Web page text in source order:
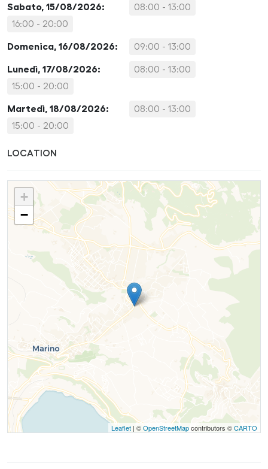
Sabato, 15/08/2026:
08:00 - 13:00
16:00 - 20:00
Domenica, 16/08/2026: 09:00 - 13:00
Lunedì, 17/08/2026:
08:00 - 13:00
15:00 - 20:00
Martedì, 18/08/2026:
08:00 - 13:00
15:00 - 20:00
LOCATION
+
−
Leaflet | ©OpenStreetMapcontributors ©CARTO